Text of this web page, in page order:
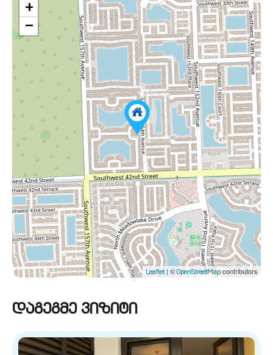
+
−
Leaflet| © OpenStreetMapcontributors
დაგეგმე ვიზიტი